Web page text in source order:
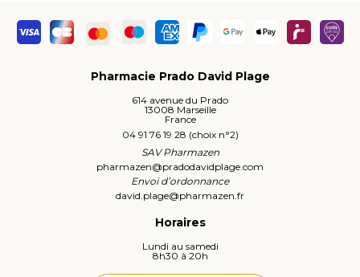
Pharmacie Prado David Plage
614 avenue du Prado
13008 Marseille
France
04 91 76 19 28 (choix n°2)
SAV Pharmazen
pharmazen@pradodavidplage.com
Envoi d’ordonnance
david.plage@pharmazen.fr
Horaires
Lundi au samedi
8h30 à 20h